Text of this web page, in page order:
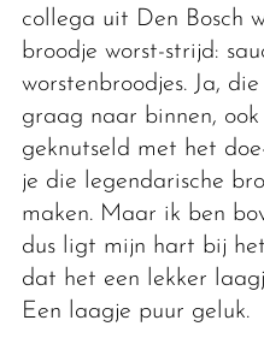
collega uit Den Bosch
broodje worst-strijd:
worstenbroodjes. Ja,
graag naar binnen,
geknutseld met het
je die legendarische
maken. Maar ik ben
dus ligt mijn hart bij
dat het een lekker
Een laagje puur geluk.